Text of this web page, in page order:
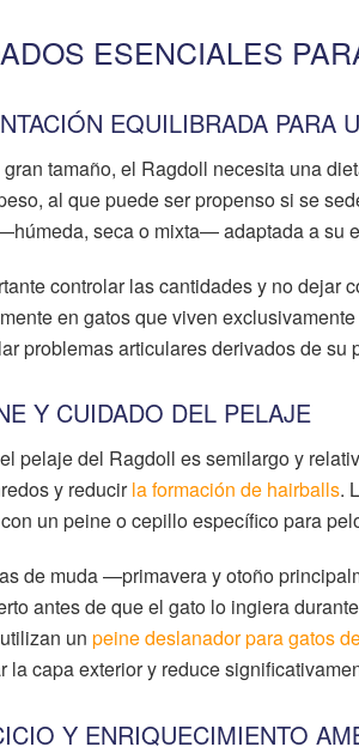
ESENCIALES
EQUILIBRADA PARA
tamaño, el Ragdoll necesita una
al que puede ser propenso si se
seca o mixta— adaptada a su
controlar las cantidades y no dejar
en gatos que viven
problemas articulares derivados de su
Y CUIDADO DEL PELAJE
pelaje del Ragdoll es semilargo y
y reducirla formación de hairballs.
un peine o cepillo específico para
de muda —primavera y otoño
antes de que el gato lo ingiera
un peine deslanador para gatos
la capa exterior y reduce
Y ENRIQUECIMIENTO